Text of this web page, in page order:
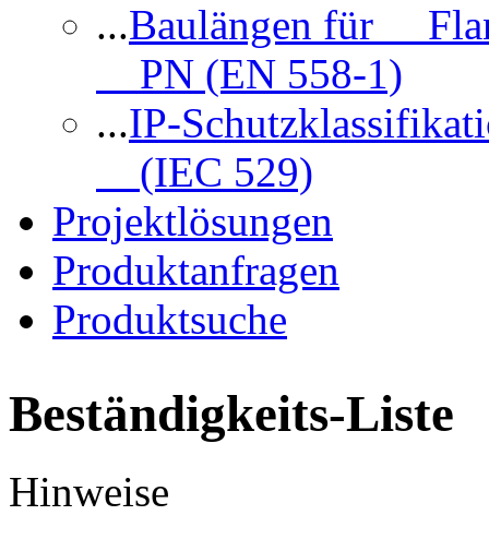
...Baulängen für
PN (EN 558-1)
...IP-
(IEC 529)
Projektlösungen
Produktanfragen
Produktsuche
Beständigkeits-Liste
Hinweise